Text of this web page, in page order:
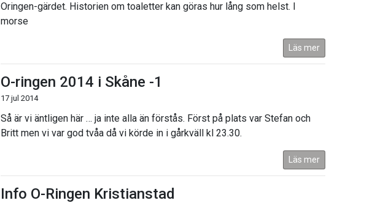
Oringen-gärdet. Historien om toaletter kan göras hur lång som helst. I
morse
Läs mer
O-ringen 2014 i Skåne -1
17 jul 2014
Så är vi äntligen här … ja inte alla än förstås. Först på plats var Stefan och
Britt men vi var god tvåa då vi körde in i gårkväll kl 23.30.
Läs mer
Info O-Ringen Kristianstad